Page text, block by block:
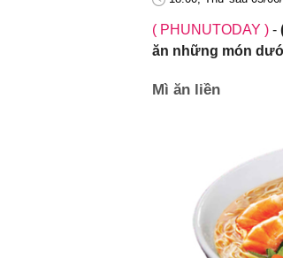
( PHUNUTODAY ) -
ăn những món
Mì ăn liền